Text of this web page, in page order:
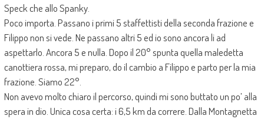
Speck che allo Spanky.
Poco importa. Passano i primi 5 staffettisti della seconda frazione e
Filippo non si vede. Ne passano altri 5 ed io sono ancora li ad
aspettarlo. Ancora 5 e nulla. Dopo il 20° spunta quella maledetta
canottiera rossa, mi preparo, do il cambio a Filippo e parto per la mia
frazione. Siamo 22°.
Non avevo molto chiaro il percorso, quindi mi sono buttato un po’ alla
spera in dio. Unica cosa certa: i 6,5 km da correre. Dalla Montagnetta